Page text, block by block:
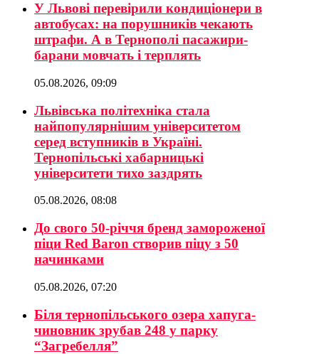
У Львові перевірили кондиціонери в
автобусах: на порушників чекають
штрафи. А в Тернополі пасажири-
барани мовчать і терплять
05.08.2026, 09:09
Львівська політехніка стала
найпопулярнішим університетом
серед вступників в Україні.
Тернопільські хабарницькі
університети тихо заздрять
05.08.2026, 08:08
До свого 50-річчя бренд замороженої
піци Red Baron створив піцу з 50
начинками
05.08.2026, 07:20
Біля тернопільського озера хапуга-
чиновник зрубав 248 у парку
“Загребелля”